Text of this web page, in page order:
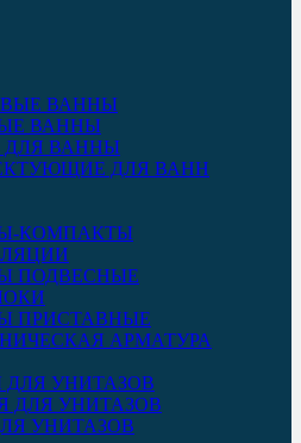
ВАННЫ
ВАННЫ
ДЛЯ ВАННЫ
ДЛЯ ВАНН
КОМПАКТЫ
ПОДВЕСНЫЕ
ПРИСТАВНЫЕ
АРМАТУРА
УНИТАЗОВ
ДЛЯ УНИТАЗОВ
УНИТАЗОВ